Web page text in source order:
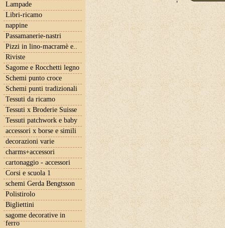
Lampade
Libri-ricamo
nappine
Passamanerie-nastri
Pizzi in lino-macramè e..
Riviste
Sagome e Rocchetti legno
Schemi punto croce
Schemi punti tradizionali
Tessuti da ricamo
Tessuti x Broderie Suisse
Tessuti patchwork e baby
accessori x borse e simili
decorazioni varie
charms+accessori
cartonaggio - accessori
Corsi e scuola 1
schemi Gerda Bengtsson
Polistirolo
Bigliettini
sagome decorative in
ferro